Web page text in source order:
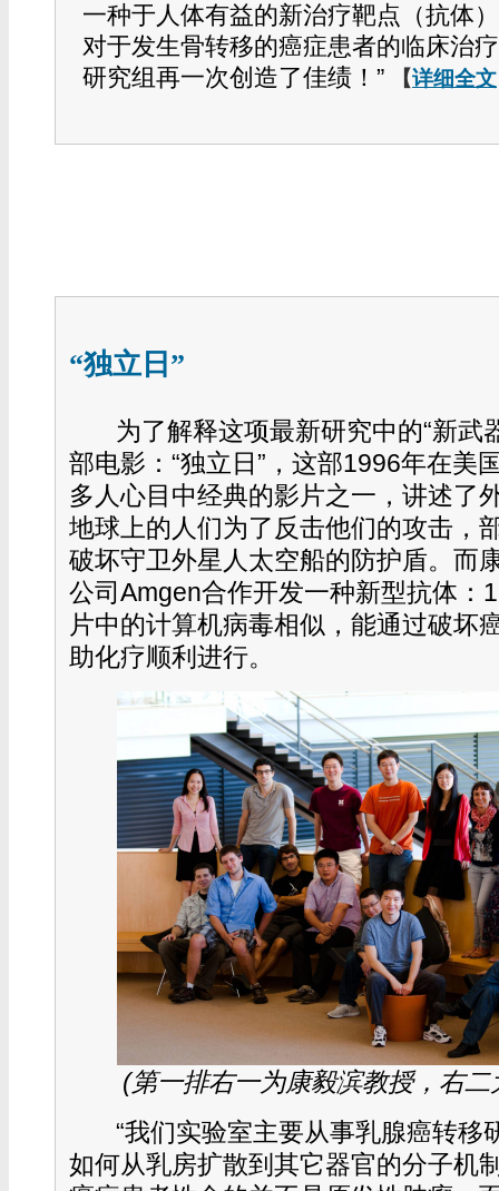
一种于人体有益的新治疗靶点（抗体
对于发生骨转移的癌症患者的临床治
研究组再一次创造了佳绩！”
【详细全文
“独立日”
为了解释这项最新研究中的“新武
部电影：“独立日”，这部1996年在美
多人心目中经典的影片之一，讲述了
地球上的人们为了反击他们的攻击，
破坏守卫外星人太空船的防护盾。而
公司Amgen合作开发一种新型抗体：
片中的计算机病毒相似，能通过破坏
助化疗顺利进行。
(第一排右一为康毅滨教授，右
“我们实验室主要从事乳腺癌转移
如何从乳房扩散到其它器官的分子机